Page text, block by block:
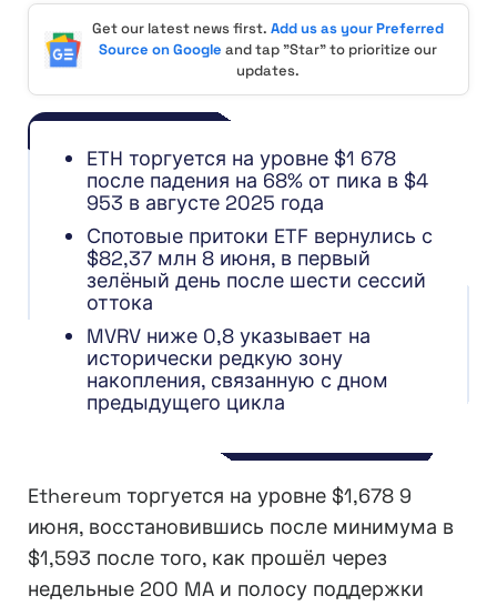
Get our latest news first. Add us as your Preferred
Source on Google and tap "Star" to prioritize our
updates.
ETH торгуется на уровне $1 678
после падения на 68% от пика в $4
953 в августе 2025 года
Спотовые притоки ETF вернулись с
$82,37 млн 8 июня, в первый
зелёный день после шести сессий
оттока
MVRV ниже 0,8 указывает на
исторически редкую зону
накопления, связанную с дном
предыдущего цикла
Ethereum торгуется на уровне $1,678 9
июня, восстановившись после минимума в
$1,593 после того, как прошёл через
недельные 200 MA и полосу поддержки